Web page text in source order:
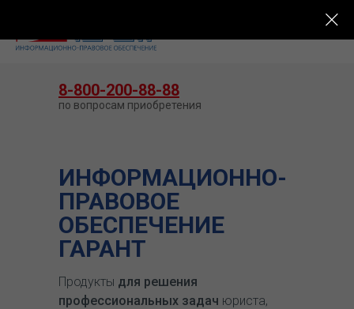
ИНФОРМАЦИОННО-
ПРАВОВОЕ
ОБЕСПЕЧЕНИЕ
ГАРАНТ
Продукты для решения
профессиональных задач юриста,
8-800-200-88-88
по вопросам приобретения